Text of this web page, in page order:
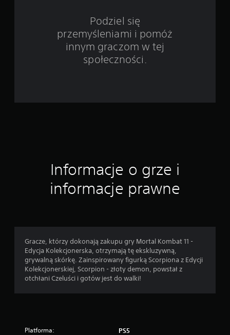
Podziel się
przemyśleniami i pomóż
innym graczom w tej
społeczności.
Informacje o grze i
informacje prawne
Gracze, którzy dokonają zakupu gry Mortal Kombat 11 -
Edycja Kolekcjonerska, otrzymają tę ekskluzywną,
grywalną skórkę. Zainspirowany figurką Scorpiona z Edycji
Kolekcjonerskiej, Scorpion - złoty demon, powstał z
otchłani Czeluści i gotów jest do walki!
Platforma: PS5